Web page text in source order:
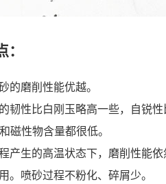
磨削性能优越。
性比白刚玉略高一些，自锐性
性物含量都很低。
生的高温状态下，磨削性能依
喷砂过程不粉化、碎屑少。